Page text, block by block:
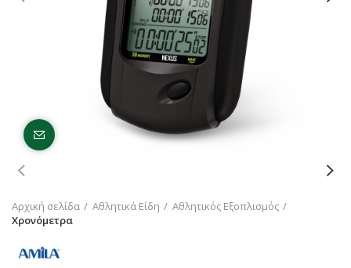
Click to enlarge
Αρχική σελίδα Αθλητικά Είδη
Αθλητικός Εξοπλισμός
Χρονόμετρα